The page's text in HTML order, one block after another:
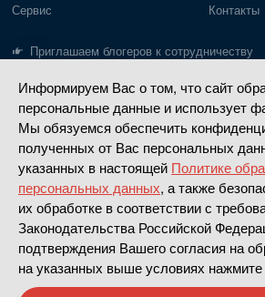
Информируем Вас о том, что сайт
персональные данные и использует
Мы обязуемся обеспечить
полученных от Вас персональных
указанных в настоящей Политике
персональных данных, а также
их обработке в соответствии с
Законодательства Российской
подтверждения Вашего согласия на
на указанных выше условиях нажмите
Сервис
Приглашаем блогеров к сотрудничеству
Контакты
Лодки Gladiator
Пайольное дно
Надувное дно
РИБ
Моторы
Моторы
Моторы
Насадки
Сделано вАпривер
Политика конфиденциальности